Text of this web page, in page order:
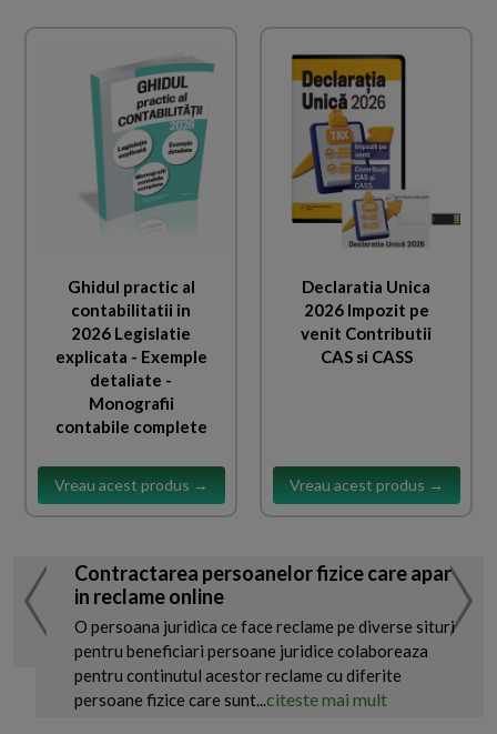
Ghidul practic al
contabilitatii in
2026 Legislatie
explicata - Exemple
detaliate -
Monografii
contabile complete
Vreau acest produs →
Declaratia Unica
2026 Impozit pe
venit Contributii
CAS si CASS
Vreau acest produs →
Contractarea persoanelor fizice care apar
in reclame online
O persoana juridica ce face reclame pe diverse situri
pentru beneficiari persoane juridice colaboreaza
pentru continutul acestor reclame cu diferite
persoane fizice care sunt...citeste mai mult